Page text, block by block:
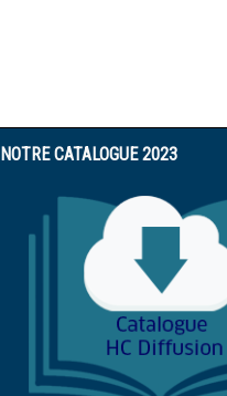
NOTRE CATALOGUE 2023